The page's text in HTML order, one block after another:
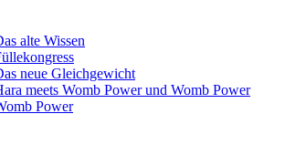
alte Wissen
neue Gleichgewicht
meets Womb Power und Womb Power
Power